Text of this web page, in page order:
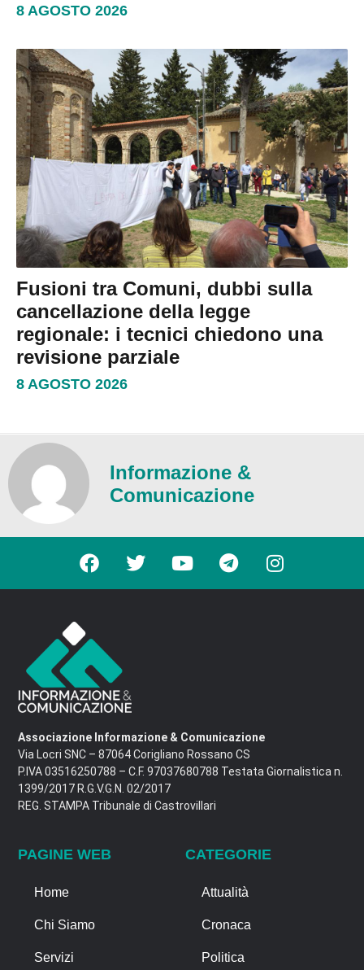
8 AGOSTO 2026
Fusioni tra Comuni, dubbi sulla
cancellazione della legge
regionale: i tecnici chiedono una
revisione parziale
8 AGOSTO 2026
Informazione &
Comunicazione
Associazione Informazione & Comunicazione
Via Locri SNC – 87064 Corigliano Rossano CS
P.IVA 03516250788 – C.F. 97037680788 Testata Giornalistica n.
1399/2017 R.G.V.G.N. 02/2017
REG. STAMPA Tribunale di Castrovillari
PAGINE WEB
Home
Chi Siamo
Servizi
CATEGORIE
Attualità
Cronaca
Politica